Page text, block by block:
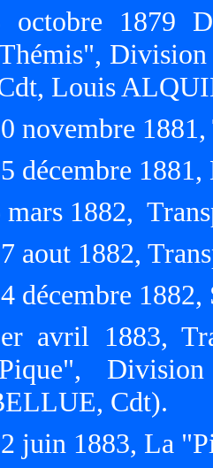
octobre 1879
Division
Louis
novembre
décembre
mars 1882,
aout 1882,
décembre
avril 1883,
Cdt).
juin 1883, La